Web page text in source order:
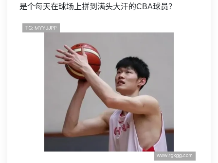
是个每天在球场上拼到满头大汗的CBA球员？